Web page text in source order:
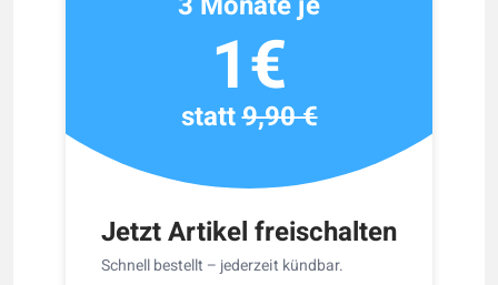
Jetzt Artikel freischalten
Schnell bestellt – jederzeit kündbar.
1€
statt9,90 €